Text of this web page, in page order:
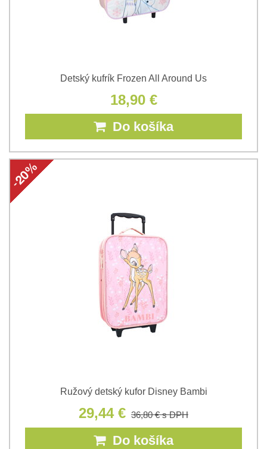
Detský kufrík Frozen All Around Us
18,90 €
Do košíka
Ružový detský kufor Disney Bambi
29,44 € 36,80 €s DPH
Do košíka